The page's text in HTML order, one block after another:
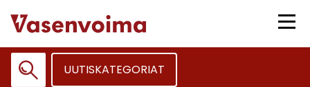
sisältöön
UUTISKATEGORIAT